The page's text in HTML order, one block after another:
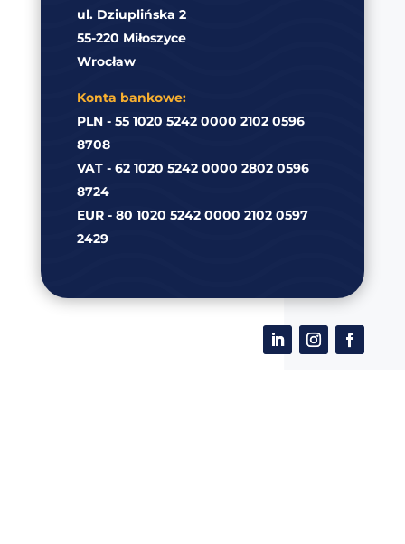
ul. Dziuplińska 2
55-220 Miłoszyce
Wrocław
Konta bankowe:
PLN - 55 1020 5242 0000 2102 0596
8708
VAT - 62 1020 5242 0000 2802 0596
8724
EUR - 80 1020 5242 0000 2102 0597
2429